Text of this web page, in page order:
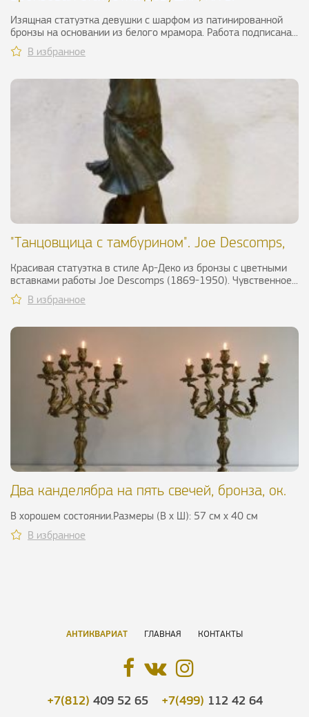
Изящная статуэтка девушки с шарфом из патинированной
бронзы на основании из белого мрамора. Работа подписана...
В избранное
"Танцовщица с тамбурином". Joe Descomps,
Красивая статуэтка в стиле Ар-Деко из бронзы с цветными
вставками работы Joe Descomps (1869-1950). Чувственное...
В избранное
Два канделябра на пять свечей, бронза, ок.
В хорошем состоянии.Размеры (В х Ш): 57 см х 40 см
В избранное
АНТИКВАРИАТ ГЛАВНАЯ КОНТАКТЫ
+7(812) 409 52 65 +7(499) 112 42 64